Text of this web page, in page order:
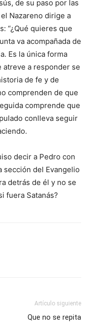
de su paso por las
Nazareno dirige a
“¿Qué quieres que
va acompa­ñada de
Es la única forma
atreve a res­ponder se
de fe y de
comprenden de que
comprende que
con­lleva seguir
decir a Pedro con
sección del Evangelio
detrás de él y no se
fuera Satanás?
Artículo siguiente
Que no se repita